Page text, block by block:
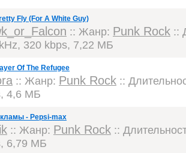
Fly (For A White Guy)
:: Жанр: Punk Rock ::
320 kbps, 7,22 МБ
Of The Refugee
:: Жанр: Punk Rock ::
4,6 МБ
- Pepsi-max
:: Жанр: Punk Rock ::
6,79 МБ